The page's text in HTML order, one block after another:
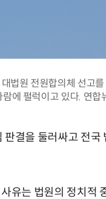
법원 전원합의체 선고
에 펄럭이고 있다. 연합
결을 둘러싸고 전국
유는 법원의 정치적